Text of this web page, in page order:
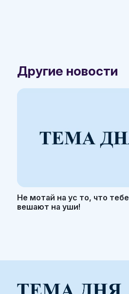
Другие новости
Не мотай на ус то, что тебе
вешают на уши!